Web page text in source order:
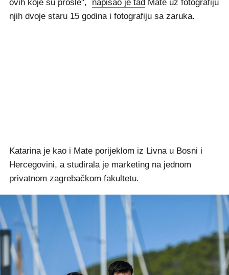
ovih koje su prošle", napisao je tad Mate uz fotografiju
njih dvoje staru 15 godina i fotografiju sa zaruka.
Katarina je kao i Mate porijeklom iz Livna u Bosni i
Hercegovini, a studirala je marketing na jednom
privatnom zagrebačkom fakultetu.